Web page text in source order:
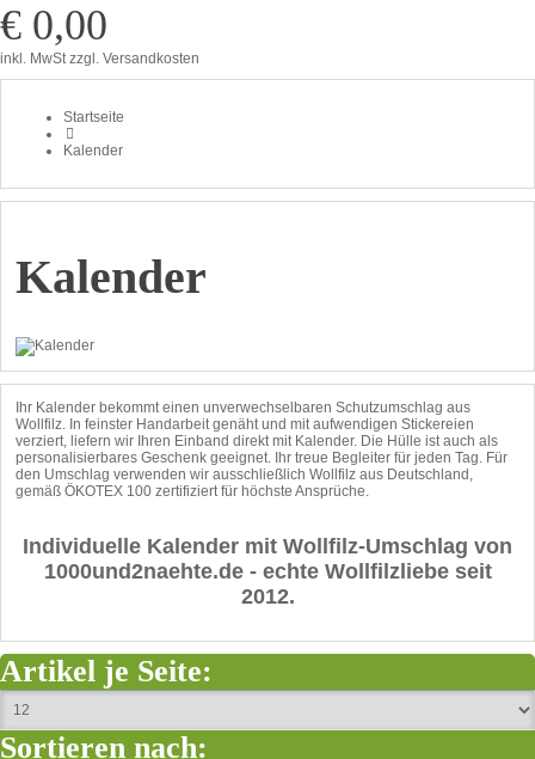
€ 0,00
inkl. MwStzzgl. Versandkosten
Startseite
Kalender
Kalender
Ihr Kalender bekommt einen unverwechselbaren Schutzumschlag aus
Wollfilz. In feinster Handarbeit genäht und mit aufwendigen Stickereien
verziert, liefern wir Ihren Einband direkt mit Kalender. Die Hülle ist auch als
personalisierbares Geschenk geeignet. Ihr treue Begleiter für jeden Tag. Für
den Umschlag verwenden wir ausschließlich Wollfilz aus Deutschland,
gemäß ÖKOTEX 100 zertifiziert für höchste Ansprüche.
Individuelle Kalender mit Wollfilz-Umschlag von
1000und2naehte.de - echte Wollfilzliebe seit
2012.
Artikel je Seite:
Sortieren nach: